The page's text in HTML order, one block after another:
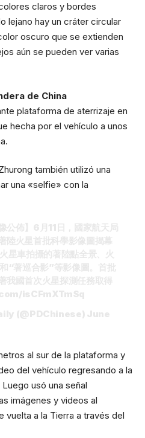
claros y bordes
lejano hay un cráter circular
oscuro que se extienden
aún se pueden ver varias
de China
plataforma de aterrizaje en
hecha por el vehículo a unos
también utilizó una
una «selfie» con la
al sur de la plataforma y
del vehículo regresando a la
usó una señal
imágenes y videos al
vuelta a la Tierra a través del